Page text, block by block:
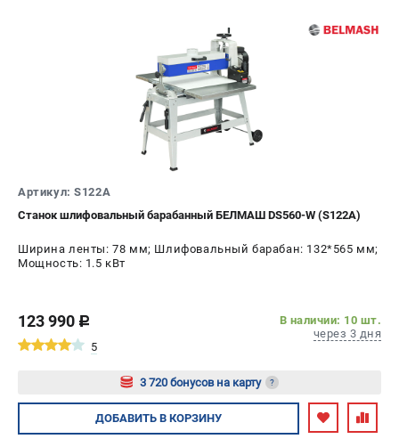
Патроны и переходники
Подставки для станков
Полотна пильные по дереву
Прижимные устройства
Рольганги-роликовые опоры
Цанги и зажимы
Характеристики токарных станков
+7 (812) 317-66-20
Информация размещённая на сайте не является публичной
офертой
Артикул: S122A
Станок шлифовальный барабанный БЕЛМАШ DS560-W (S122A)
Ширина ленты: 78 мм; Шлифовальный барабан: 132*565 мм;
Мощность: 1.5 кВт
123 990 c
В наличии: 10 шт.
через 3 дня
5
3 720 бонусов на карту ?
Авторизуйтесь
ДОБАВИТЬ В КОРЗИНУ